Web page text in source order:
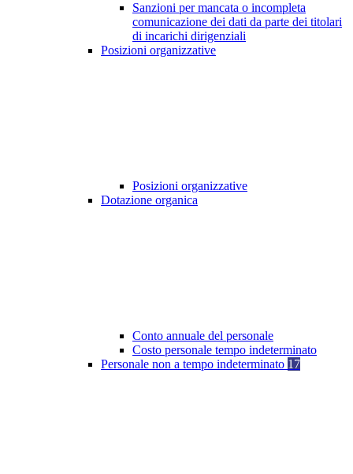
Sanzioni per mancata o incompleta
comunicazione dei dati da parte dei titolari
di incarichi dirigenziali
Posizioni organizzative
Posizioni organizzative
Dotazione organica
Conto annuale del personale
Costo personale tempo indeterminato
Personale non a tempo indeterminato 17